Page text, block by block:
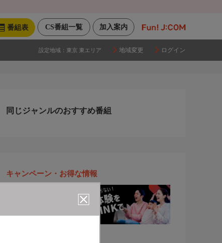
加入案内
CS番組一覧
番組表
設定地域： 東京 東エリア 地域変更 ログイン
同じジャンルのおすすめ番組
キャンペーン・お得な情報